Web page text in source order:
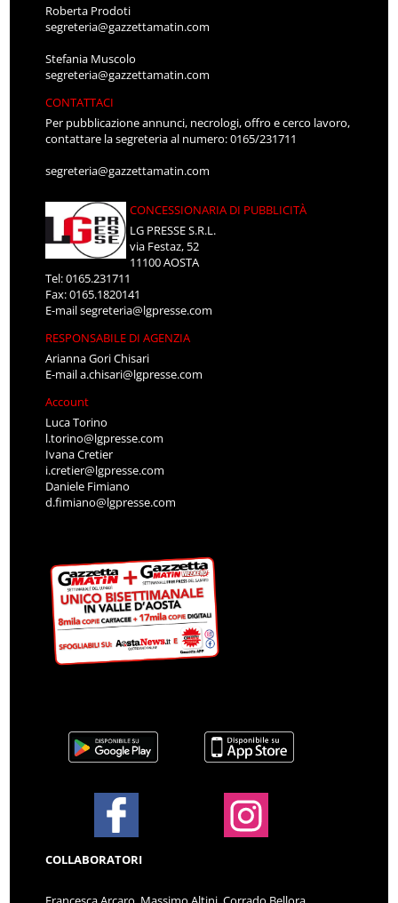
Roberta Prodoti
segreteria@gazzettamatin.com
Stefania Muscolo
segreteria@gazzettamatin.com
CONTATTACI
Per pubblicazione annunci, necrologi, offro e cerco lavoro,
contattare la segreteria al numero: 0165/231711
segreteria@gazzettamatin.com
CONCESSIONARIA DI PUBBLICITÀ
LG PRESSE S.R.L.
via Festaz, 52
11100 AOSTA
Tel: 0165.231711
Fax: 0165.1820141
E-mailsegreteria@lgpresse.com
RESPONSABILE DI AGENZIA
Arianna Gori Chisari
E-maila.chisari@lgpresse.com
Account
Luca Torino
l.torino@lgpresse.com
Ivana Cretier
i.cretier@lgpresse.com
Daniele Fimiano
d.fimiano@lgpresse.com
COLLABORATORI